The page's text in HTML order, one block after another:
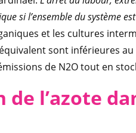
si l’ensemble du système
et les cultures
sont inférieures
de N2O tout en
l’azote